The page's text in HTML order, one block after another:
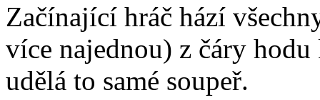
Začínající hráč hází
více najednou) z čáry
udělá to samé soupeř.